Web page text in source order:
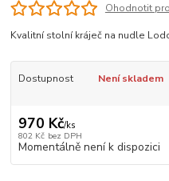
Ohodnotit
Kvalitní stolní kráječ na nudle
Dostupnost Není skladem
970 Kč/ks
802 Kč bez DPH
Momentálně není k dispozici